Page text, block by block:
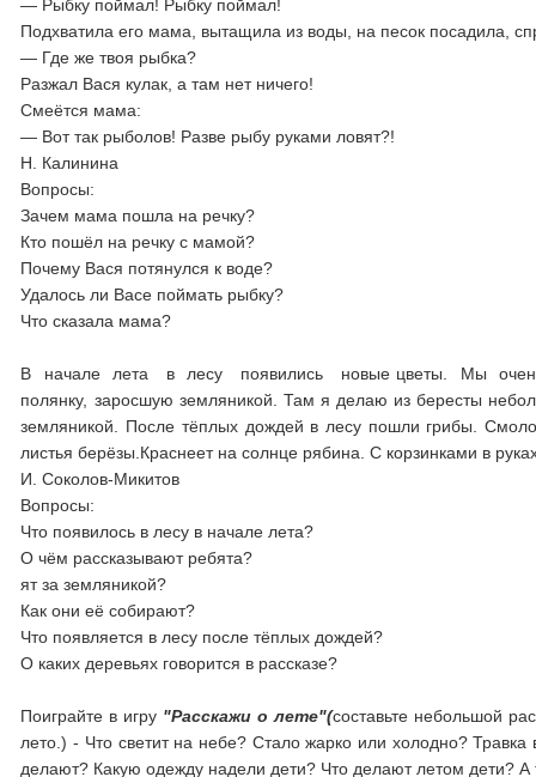
— Рыбку поймал! Рыбку поймал!
Подхватила его мама, вытащила из воды, на песок посадила,
— Где же твоя рыбка?
Разжал Вася кулак, а там нет ничего!
Смеётся мама:
— Вот так рыболов! Разве рыбу руками ловят?!
Н. Калинина
Вопросы:
Зачем мама пошла на речку?
Кто пошёл на речку с мамой?
Почему Вася потянулся к воде?
Удалось ли Васе поймать рыбку?
Что сказала мама?
В начале лета в лесу появились новые цветы. Мы
полянку, заросшую земляникой. Там я делаю из бересты
земляникой. После тёплых дождей в лесу пошли грибы.
листья берёзы.Краснеет на солнце рябина. С корзинками в
И. Соколов-Микитов
Вопросы:
Что появилось в лесу в начале лета?
О чём рассказывают ребята?
ят за земляникой?
Как они её собирают?
Что появляется в лесу после тёплых дождей?
О каких деревьях говорится в рассказе?
Поиграйте в игру "Расскажи о лете"(составьте небольшой
лето.) - Что светит на небе? Стало жарко или холодно?
делают? Какую одежду надели дети? Что делают летом дети? А